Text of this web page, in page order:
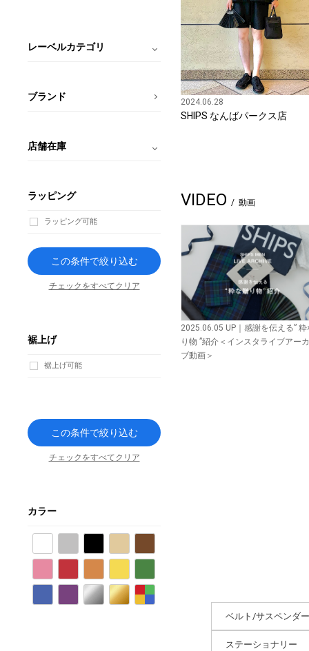
2024.06.28
SHIPS なんばパークス店
VIDEO 動画
2025.06.05 UP｜感謝を伝える” 粋
り物 ”紹介＜インスタライブアー
ブ動画＞
ベルト/サスペンダー
ステーショナリー
レーベルカテゴリ
ブランド
店舗在庫
ラッピング
ラッピング可能
この条件で絞り込む
チェックをすべてクリア
裾上げ
裾上げ可能
この条件で絞り込む
チェックをすべてクリア
カラー
パープル シルバー ゴールド